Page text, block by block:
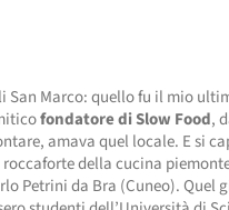
San Marco: quello fu il mio
fondatore di Slow Food,
amava quel locale. E si
della cucina
Petrini da Bra (Cuneo). Quel